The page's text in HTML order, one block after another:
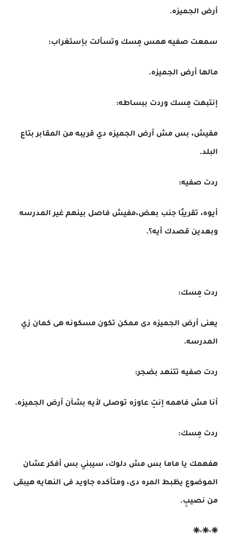
أرض الجميزه.
سمعت صفيه همس مِسك وتسألت بإستغراب:
مالها أرض الجميزه.
إنتبهت مِسك وردت ببساطه:
مفيش، بس مش أرض الجميزه دي قريبه من المقابر بتاع
البلد.
ردت صفيه:
أيوه، تقريبًا جنب بعض،مفيش فاصل بينهم غير المدرسه
وبعدين قصدك أيه؟.
ردت مِسك:
يعنى أرض الجميزه دى ممكن تكون مسكونه هى كمان زي
المدرسه.
ردت صفيه تتنهد بضجر:
أنا مش فاهمه إنتِ عاوزه توصلى لأيه بشآن أرض الجميزه.
ردت مِسك:
هفهمك يا ماما بس مش دلوك، سيبني بس أفكر عشان
الموضوع يظبط المره دى، ومتأكده جاويد فى النهايه هيبقى
من نصيبِ.
❈-❈-❈